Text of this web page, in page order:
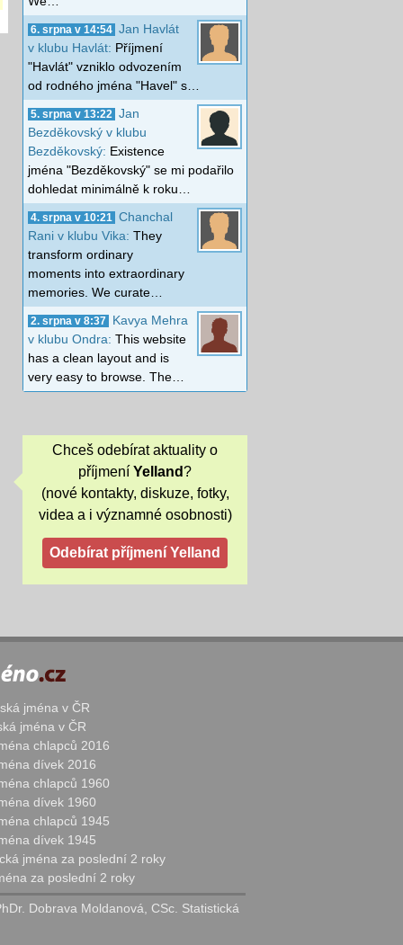
6. srpna v 14:54 Jan Havlát
v klubu Havlát: Příjmení
"Havlát" vzniklo odvozením
od rodného jména "Havel" s…
5. srpna v 13:22
Jan
Bezděkovský v klubu
Bezděkovský: Existence
jména "Bezděkovský" se mi podařilo
dohledat minimálně k roku…
4. srpna v 10:21
Chanchal
Rani v klubu Vika: They
transform ordinary
moments into extraordinary
memories. We curate…
2. srpna v 8:37
Kavya Mehra
v klubu Ondra: This website
has a clean layout and is
very easy to browse. The…
Chceš odebírat aktuality o
příjmení Yelland?
(nové kontakty, diskuze, fotky,
videa a i významné osobnosti)
jména v ČR
jména v ČR
chlapců 2016
dívek 2016
chlapců 1960
dívek 1960
chlapců 1945
dívek 1945
jména za poslední 2 roky
za poslední 2 roky
Dobrava Moldanová, CSc. Statistická